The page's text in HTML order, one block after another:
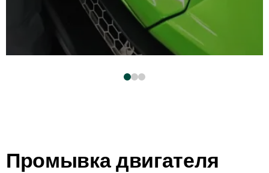
Промывка двигателя